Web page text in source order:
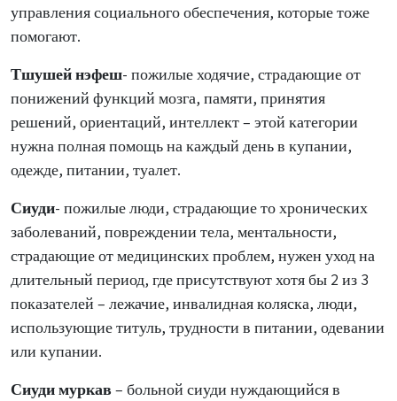
управления социального обеспечения, которые тоже
помогают.
Тшушей нэфеш- пожилые ходячие, страдающие от
понижений функций мозга, памяти, принятия
решений, ориентаций, интеллект – этой категории
нужна полная помощь на каждый день в купании,
одежде, питании, туалет.
Сиуди- пожилые люди, страдающие то хронических
заболеваний, повреждении тела, ментальности,
страдающие от медицинских проблем, нужен уход на
длительный период, где присутствуют хотя бы 2 из 3
показателей – лежачие, инвалидная коляска, люди,
использующие титуль, трудности в питании, одевании
или купании.
Сиуди муркав – больной сиуди нуждающийся в